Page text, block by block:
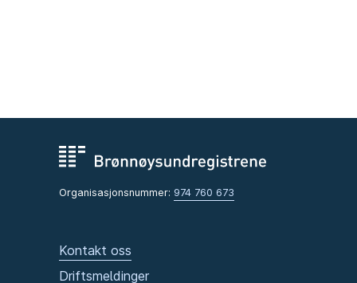
Organisasjonsnummer: 974 760 673
Kontakt oss
Driftsmeldinger